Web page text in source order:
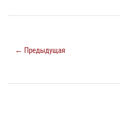
← Предыдущая